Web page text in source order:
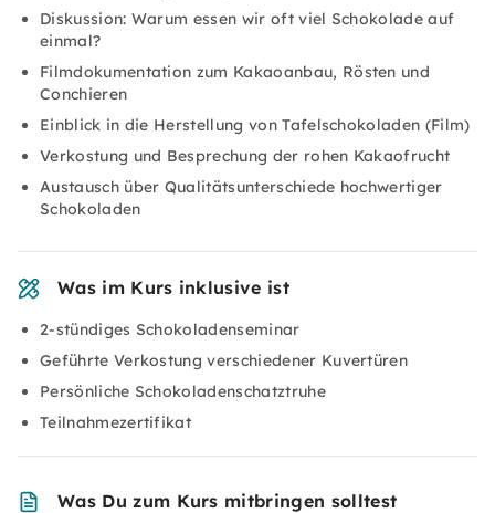
Diskussion: Warum essen wir oft viel Schokolade auf
einmal?
Filmdokumentation zum Kakaoanbau, Rösten und
Conchieren
Einblick in die Herstellung von Tafelschokoladen (Film)
Verkostung und Besprechung der rohen Kakaofrucht
Austausch über Qualitätsunterschiede hochwertiger
Schokoladen
Was im Kurs inklusive ist
2-stündiges Schokoladenseminar
Geführte Verkostung verschiedener Kuvertüren
Persönliche Schokoladenschatztruhe
Teilnahmezertifikat
Was Du zum Kurs mitbringen solltest